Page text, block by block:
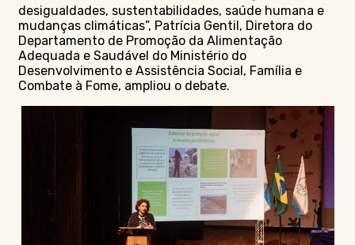
desigualdades, sustentabilidades, saúde humana e
mudanças climáticas”, Patrícia Gentil, Diretora do
Departamento de Promoção da Alimentação
Adequada e Saudável do Ministério do
Desenvolvimento e Assistência Social, Família e
Combate à Fome, ampliou o debate.